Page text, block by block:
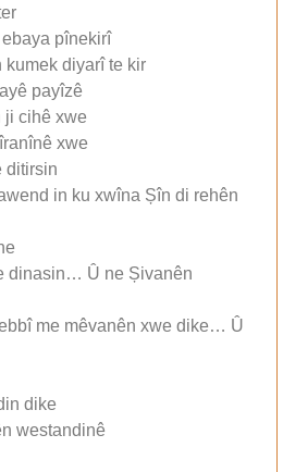
pînekirî
kumek diyarî te kir
payîzê
ji cihê xwe
xwe
ditirsin
in ku xwîna Șîn di rehên
dinasin… Û ne Șivanên
me mêvanên xwe dike… Û
dike
westandinê